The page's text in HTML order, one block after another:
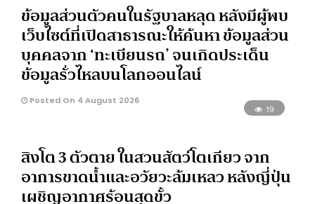
ข้อมูลส่วนตัวคนในรัฐบาลหลุด หลังมีผู้พบ
เว็บไซต์ที่เปิดสาธารณะให้ค้นหา ข้อมูลส่วน
บุคคลจาก ‘ทะเบียนรถ’ จนเกิดประเด็น
ข้อมูลรั่วไหลบนโลกออนไลน์
Posted On 4 August 2026
19
สิงโต 3 ตัวตาย ในสวนสัตว์โตเกียว จาก
อาการขาดน้ำและอวัยวะล้มเหลว หลังญี่ปุ่น
เผชิญอากาศร้อนสุดขั้ว